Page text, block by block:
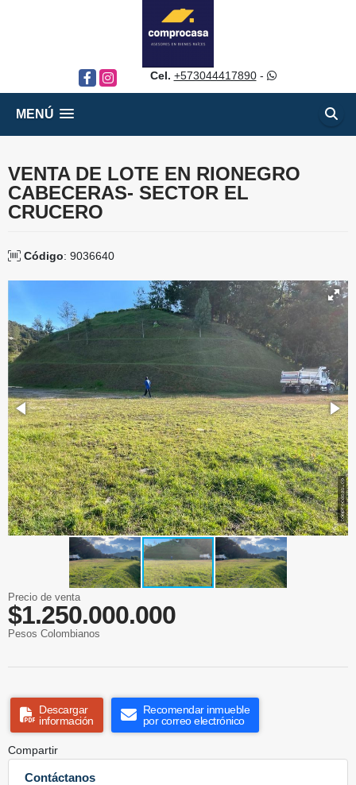
FacebookInstagram Cel. +573044417890-
MENÚ
VENTA DE LOTE EN RIONEGRO
CABECERAS- SECTOR EL
CRUCERO
Código: 9036640
Precio de venta
$1.250.000.000
Pesos Colombianos
Descargar
información
Recomendar inmueble
por correo electrónico
Compartir
Contáctanos